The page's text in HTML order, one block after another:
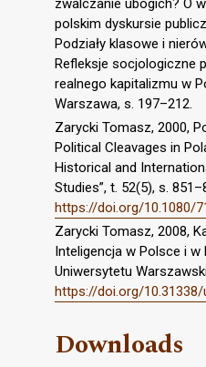
zwalczanie ubogich? O
polskim dyskursie
Podziały klasowe i
Refleksje socjologiczne
realnego kapitalizmu w
Warszawa, s. 197–212.
Zarycki Tomasz, 2000,
Political Cleavages in
Historical and
Studies”, t. 52(5), s.
https://doi.org/10.1080/
Zarycki Tomasz, 2008,
Inteligencja w Polsce i w
Uniwersytetu
https://doi.org/10.31338/
Downloads